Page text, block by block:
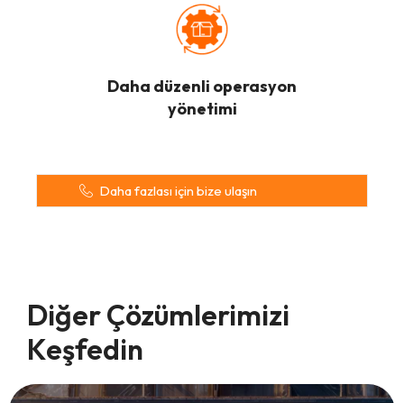
Daha düzenli operasyon
yönetimi
Daha fazlası için bize ulaşın
Diğer Çözümlerimizi
Keşfedin